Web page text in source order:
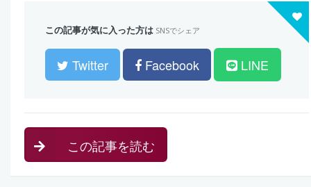
この記事が気に入った方は SNSでシェア
Twitter Facebook LINE
この記事を読む